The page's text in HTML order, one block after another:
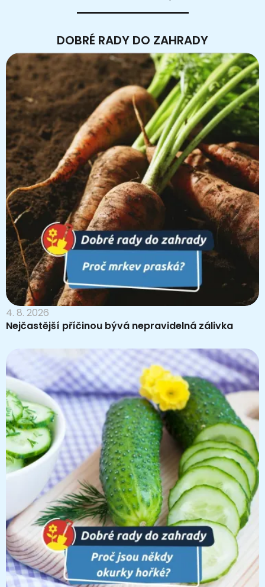
DOBRÉ RADY DO ZAHRADY
4. 8. 2026
Nejčastější příčinou bývá nepravidelná zálivka